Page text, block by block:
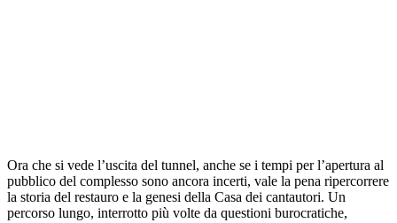
Ora che si vede l’uscita del tunnel, anche se i tempi per l’apertura al
pubblico del complesso sono ancora incerti, vale la pena ripercorrere
la storia del restauro e la genesi della Casa dei cantautori. Un
percorso lungo, interrotto più volte da questioni burocratiche,